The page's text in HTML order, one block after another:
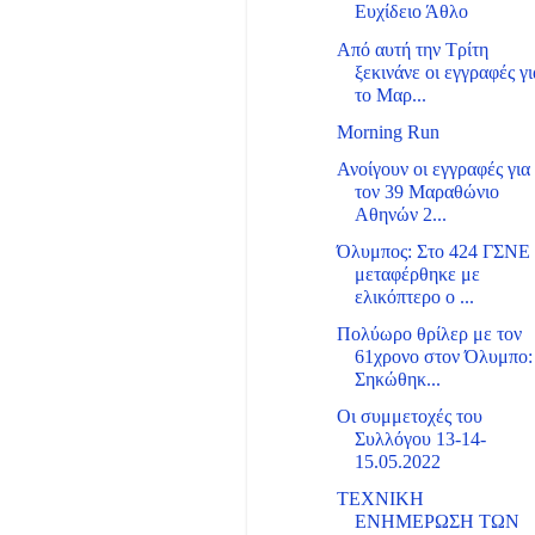
Ευχίδειο Άθλο
Από αυτή την Τρίτη
ξεκινάνε οι εγγραφές
το Μαρ...
Morning Run
Ανοίγουν οι εγγραφές για
τον 39 Μαραθώνιο
Αθηνών 2...
Όλυμπος: Στο 424 ΓΣΝΕ
μεταφέρθηκε με
ελικόπτερο ο ...
Πολύωρο θρίλερ με τον
61χρονο στον Όλυμπο:
Σηκώθηκ...
Οι συμμετοχές του
Συλλόγου 13-14-
15.05.2022
ΤΕΧΝΙΚΗ
ΕΝΗΜΕΡΩΣΗ ΤΩΝ